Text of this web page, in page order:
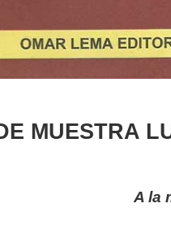
MUESTRA
A la